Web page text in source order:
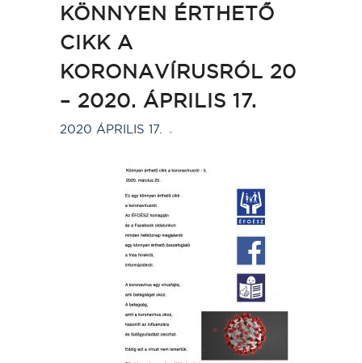
KÖNNYEN ÉRTHETŐ
CIKK A
KORONAVÍRUSRÓL 20
– 2020. ÁPRILIS 17.
2020 ÁPRILIS 17.